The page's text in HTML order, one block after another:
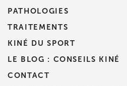
PATHOLOGIES
TRAITEMENTS
KINÉ DU SPORT
LE BLOG : CONSEILS KINÉ
CONTACT